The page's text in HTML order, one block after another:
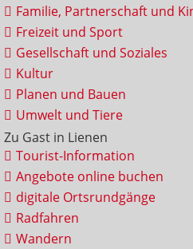
Familie, Partnerschaft und
Freizeit und Sport
Gesellschaft und Soziales
Kultur
Planen und Bauen
Umwelt und Tiere
Zu Gast in Lienen
Tourist-Information
Angebote online buchen
digitale Ortsrundgänge
Radfahren
Wandern